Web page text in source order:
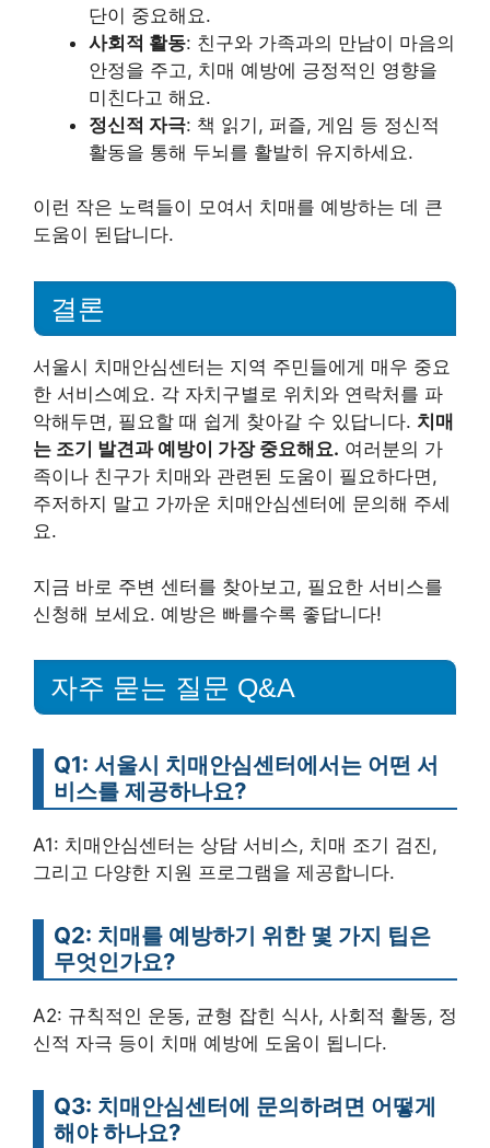
단이 중요해요.
사회적 활동: 친구와 가족과의 만남이 마음의
안정을 주고, 치매 예방에 긍정적인 영향을
미친다고 해요.
정신적 자극: 책 읽기, 퍼즐, 게임 등 정신적
활동을 통해 두뇌를 활발히 유지하세요.
이런 작은 노력들이 모여서 치매를 예방하는 데 큰
도움이 된답니다.
결론
서울시 치매안심센터는 지역 주민들에게 매우 중요
한 서비스예요. 각 자치구별로 위치와 연락처를 파
악해두면, 필요할 때 쉽게 찾아갈 수 있답니다. 치매
는 조기 발견과 예방이 가장 중요해요. 여러분의 가
족이나 친구가 치매와 관련된 도움이 필요하다면,
주저하지 말고 가까운 치매안심센터에 문의해 주세
요.
지금 바로 주변 센터를 찾아보고, 필요한 서비스를
신청해 보세요. 예방은 빠를수록 좋답니다!
자주 묻는 질문 Q&A
Q1: 서울시 치매안심센터에서는 어떤 서
비스를 제공하나요?
A1: 치매안심센터는 상담 서비스, 치매 조기 검진,
그리고 다양한 지원 프로그램을 제공합니다.
Q2: 치매를 예방하기 위한 몇 가지 팁은
무엇인가요?
A2: 규칙적인 운동, 균형 잡힌 식사, 사회적 활동, 정
신적 자극 등이 치매 예방에 도움이 됩니다.
Q3: 치매안심센터에 문의하려면 어떻게
해야 하나요?